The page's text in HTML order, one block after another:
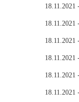
18.11.2021
18.11.2021
18.11.2021
18.11.2021
18.11.2021
18.11.2021